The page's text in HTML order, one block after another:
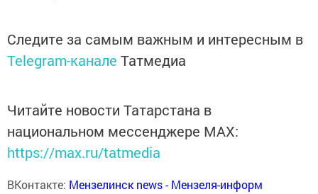
Следите за самым важным и интересным в
Telegram-канале Татмедиа
Читайте новости Татарстана в
национальном мессенджере MАХ:
https://max.ru/tatmedia
ВКонтакте: Мензелинск news - Мензеля-информ